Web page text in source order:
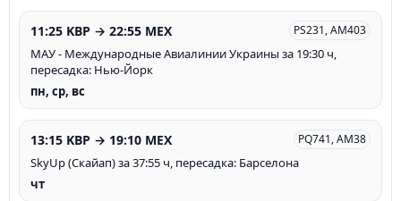
11:25 KBP → 22:55 MEX PS231, AM403
МАУ - Международные Авиалинии Украины за 19:30 ч,
пересадка: Нью-Йорк
пн, ср, вс
13:15 KBP → 19:10 MEX PQ741, AM38
SkyUp (Скайап) за 37:55 ч, пересадка: Барселона
чт